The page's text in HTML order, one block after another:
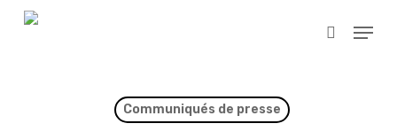
Skip
search
Menu
Communiqués de presse